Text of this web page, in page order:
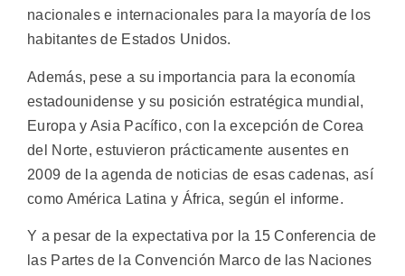
nacionales e internacionales para la mayoría de los
habitantes de Estados Unidos.
Además, pese a su importancia para la economía
estadounidense y su posición estratégica mundial,
Europa y Asia Pacífico, con la excepción de Corea
del Norte, estuvieron prácticamente ausentes en
2009 de la agenda de noticias de esas cadenas, así
como América Latina y África, según el informe.
Y a pesar de la expectativa por la 15 Conferencia de
las Partes de la Convención Marco de las Naciones